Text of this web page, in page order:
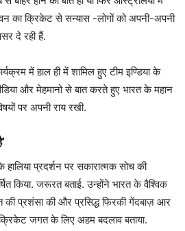
का क्रिकेट से सन्यास -लोगों को अपनी-अपनी
दे रही हैं.
में हाल ही में शामिल हुए टीम इण्डिया के
और मेहमानो से बात करते हुए भारत के महान
पर अपनी राय रखी.
प्रदर्शन पर सकारात्मक सोच की
किया. जरूरत बताई. उन्होंने भारत के वैश्विक
की प्रशंसा की और प्रसिद्ध फिरकी गेंदबाज़ आर
जगत के लिए अहम बदलाव बताया.